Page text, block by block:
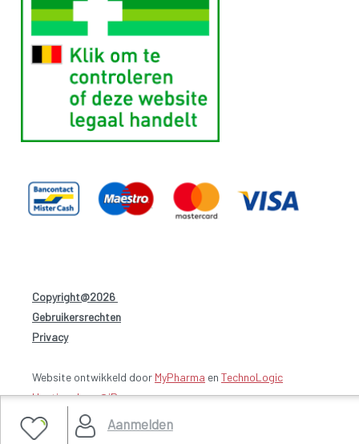
Aanmelden
Copyright@2026
Gebruikersrechten
Privacy-
Website ontwikkeld door MyPharma en TechnoLogic
Hosting door @iPower